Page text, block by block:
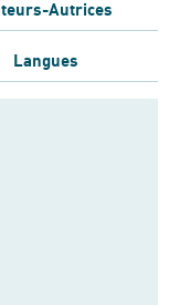
Autrices
Langues